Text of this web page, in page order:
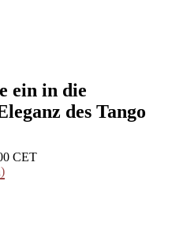
ein in die
des Tango
CET